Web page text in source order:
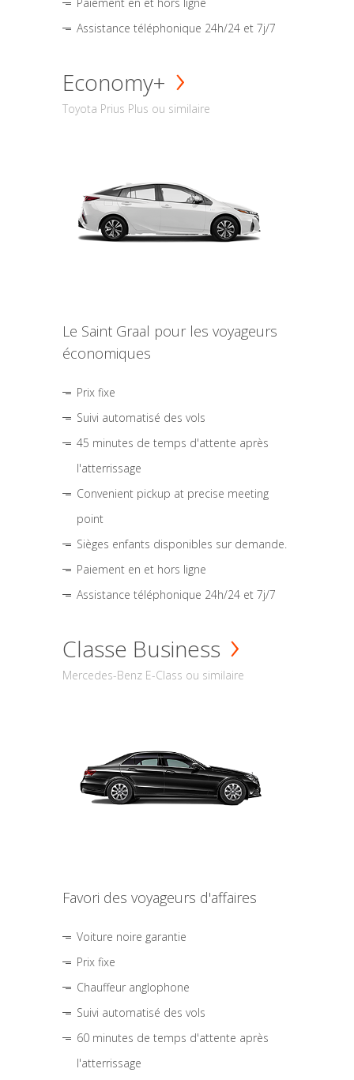
Assistance téléphonique 24h/24 et 7j/7
Economy+
Toyota Prius Plus ou similaire
Le Saint Graal pour les voyageurs
économiques
Prix fixe
Suivi automatisé des vols
45 minutes de temps d'attente après
l'atterrissage
Convenient pickup at precise meeting
point
Sièges enfants disponibles sur demande.
Paiement en et hors ligne
Assistance téléphonique 24h/24 et 7j/7
Classe Business
Mercedes-Benz E-Class ou similaire
Favori des voyageurs d'affaires
Voiture noire garantie
Prix fixe
Chauffeur anglophone
Suivi automatisé des vols
60 minutes de temps d'attente après
l'atterrissage